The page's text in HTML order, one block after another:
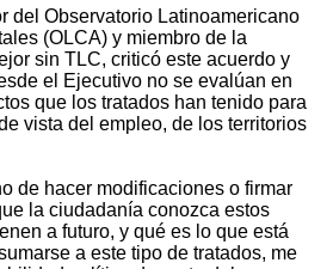
del Observatorio Latinoamericano
(OLCA) y miembro de la
sin TLC, criticó este acuerdo y
el Ejecutivo no se evalúan en
que los tratados han tenido para
vista del empleo, de los territorios
de hacer modificaciones o firmar
la ciudadanía conozca estos
a futuro, y qué es lo que está
a este tipo de tratados, me